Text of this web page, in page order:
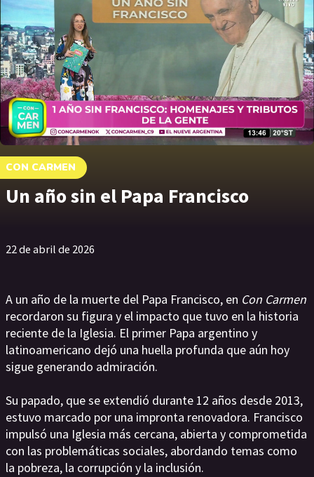
CON CARMEN
Un año sin el Papa Francisco
22 de abril de 2026
A un año de la muerte del Papa Francisco, en Con Carmen
recordaron su figura y el impacto que tuvo en la historia
reciente de la Iglesia. El primer Papa argentino y
latinoamericano dejó una huella profunda que aún hoy
sigue generando admiración.
Su papado, que se extendió durante 12 años desde 2013,
estuvo marcado por una impronta renovadora. Francisco
impulsó una Iglesia más cercana, abierta y comprometida
con las problemáticas sociales, abordando temas como
la pobreza, la corrupción y la inclusión.